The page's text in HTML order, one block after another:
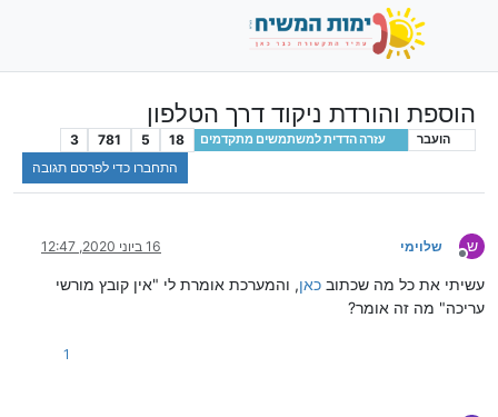
הוספת והורדת ניקוד דרך הטלפון
הועבר עזרה הדדית למשתמשים מתקדמים 18
5
781
3
התחברו כדי לפרסם תגובה
ש
מנותק
שלוימי 16 ביוני 2020, 12:47
עשיתי את כל מה שכתוב כאן, והמערכת אומרת לי "אין קובץ מורשי
עריכה" מה זה אומר?
1